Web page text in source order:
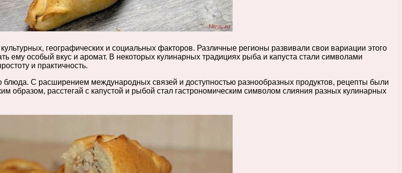
географических и социальных факторов. Различные регионы развивали свои вариации этого
ему особый вкус и аромат. В некоторых кулинарных традициях рыба и капуста стали символами
и практичность.
блюда. С расширением международных связей и доступностью разнообразных продуктов, рецепты были
образом, расстегай с капустой и рыбой стал гастрономическим символом слияния разных кулинарных